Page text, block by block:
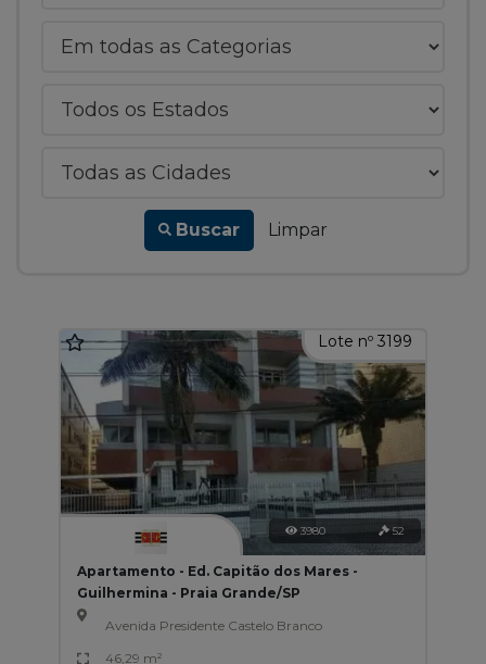
Buscar Limpar
Lote nº 3199
3980 52
Apartamento - Ed. Capitão dos Mares -
Guilhermina - Praia Grande/SP
Avenida Presidente Castelo Branco
46,29 m²